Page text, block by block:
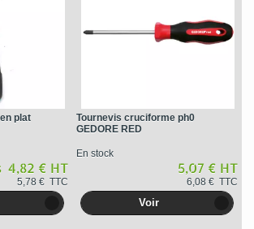
plat
4,82 € HT
5,78 € TTC
Tournevis cruciforme ph0
GEDORE RED
En stock
5,07 € HT
6,08 € TTC
Voir